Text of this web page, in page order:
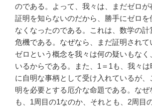
のである。よって、我々は、まだゼロ
証明を知らないのだから、勝手にゼロ
なくなったのである。これは、数学の計
危機である。なぜなら、まだ証明されて
ゼロという概念を我々は何の疑いもなく
いるからである。また、1＝1も、我々
に自明な事柄として受け入れているが、
明を必要とする厄介な命題である。なぜ
も、1周目の1なのか、それとも、2周目